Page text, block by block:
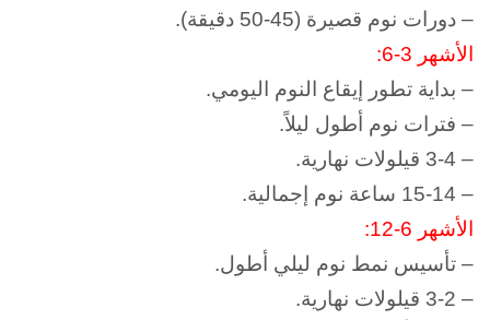
– دورات نوم قصيرة (45-50 دقيقة).
الأشهر 3-6:
– بداية تطور إيقاع النوم اليومي.
– فترات نوم أطول ليلاً.
– 3-4 قيلولات نهارية.
– 15-14 ساعة نوم إجمالية.
الأشهر 6-12:
– تأسيس نمط نوم ليلي أطول.
– 3-2 قيلولات نهارية.